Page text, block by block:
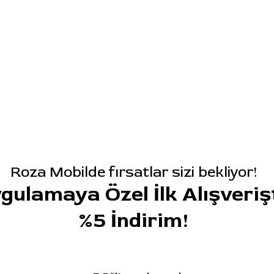
Roza Mobilde fırsatlar sizi bekliyor!
Özel İlk
%5 İndirim!